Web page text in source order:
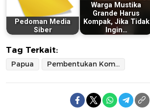
Pedoman Media
Siber
Warga Mustika
Grande Harus
Kompak, Jika Tidak
Ingin…
Tag Terkait:
Papua Pembentukan Komite Eksekutif